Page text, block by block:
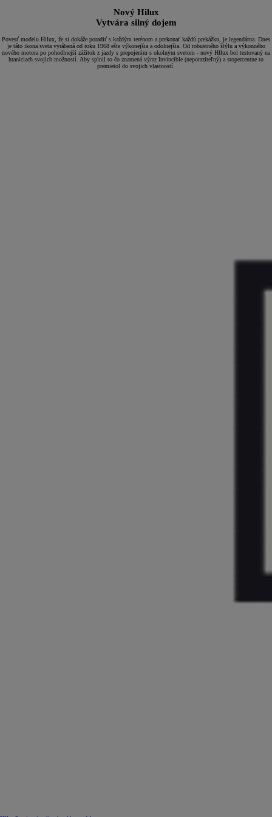
Nový Hilux
Vytvára silný dojem
Povesť modelu Hilux, že si dokáže poradiť s každým terénom a prekonať každú prekážku, je legendárna. Dnes
je táto ikona sveta vyrábaná od roku 1968 ešte výkonejšia a odolnejšia. Od robustného štýlu a výkonného
nového motora po pohodlnejší zážitok z jazdy s prepojením s okolným svetom - nový HIlux bol testovaný na
hraniciach svojich možností. Aby splnil to čo znamená výraz Invincible (neporaziteľný) a stopercentne to
premietol do svojich vlastností.